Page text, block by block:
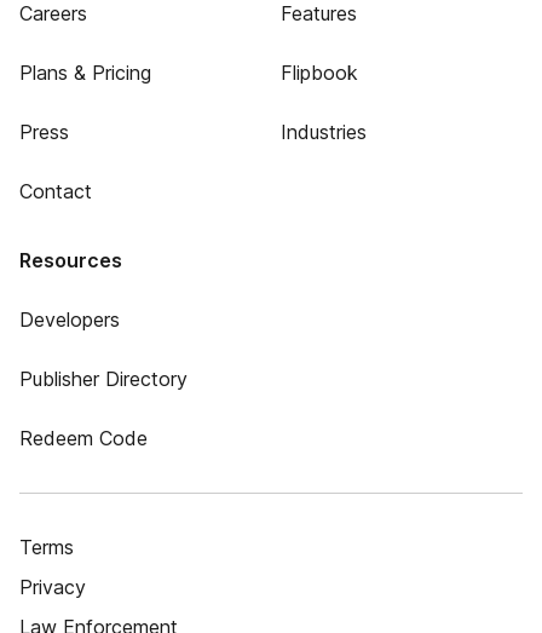
Careers
Plans & Pricing
Press
Contact
Features
Flipbook
Industries
Resources
Developers
Publisher Directory
Redeem Code
Terms
Privacy
Law Enforcement